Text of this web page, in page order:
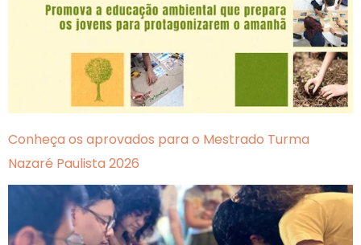
Conheça os aprovados para o Mestrado Turma
Nazaré Paulista 2026